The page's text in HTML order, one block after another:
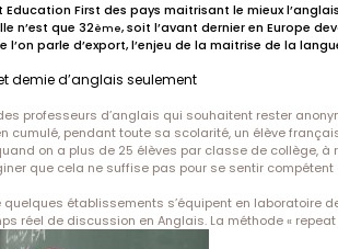
Education First des pays maitrisant le mieux
n’est que 32ème, soit l’avant dernier en Europe
l’on parle d’export, l’enjeu de la maitrise de la
demie d’anglais seulement
professeurs d’anglais qui souhaitent rester
cumulé, pendant toute sa scolarité, un élève
on a plus de 25 élèves par classe de collège, à
que cela ne suffise pas pour se sentir
quelques établissements s’équipent en laboratoire
réel de discussion en Anglais. La méthode «